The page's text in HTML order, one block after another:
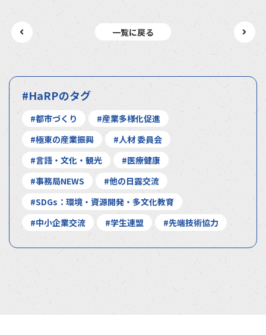
一覧に戻る
#HaRPのタグ
#都市づくり
#産業多様化促進
#極東の産業振興
#人材 委員会
#言語・文化・観光
#医療健康
#事務局NEWS
#他の日露交流
#SDGs：環境・資源開発・多文化教育
#中小企業交流
#学生連盟 #先端技術協力